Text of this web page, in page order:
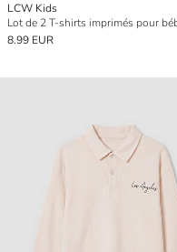
LCW Kids
8.99 EUR